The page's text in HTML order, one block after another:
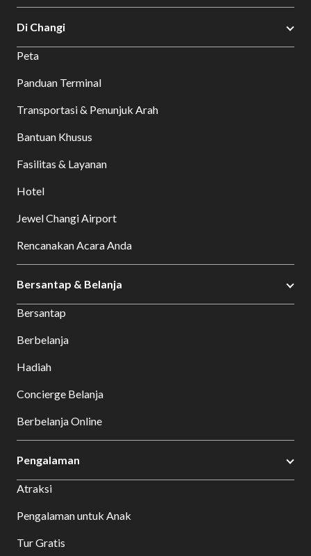
Di Changi
Peta
Panduan Terminal
Transportasi & Penunjuk Arah
Bantuan Khusus
Fasilitas & Layanan
Hotel
Jewel Changi Airport
Rencanakan Acara Anda
Bersantap & Belanja
Bersantap
Berbelanja
Hadiah
Concierge Belanja
Berbelanja Online
Pengalaman
Atraksi
Pengalaman untuk Anak
Tur Gratis